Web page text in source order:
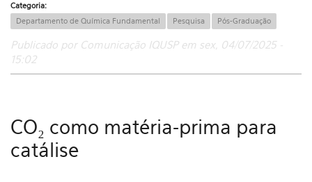
Categoria:
Departamento de Química Fundamental
Pesquisa Pós-Graduação
Publicado por Comunicação IQUSP em sex, 04/07/2025 -
15:02
CO₂ como matéria-prima para
catálise